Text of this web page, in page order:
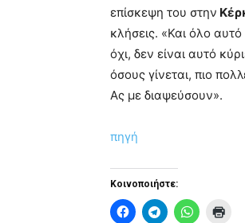
επίσκεψη του στην
κλήσεις. «Και όλο
όχι, δεν είναι αυτό
όσους γίνεται, πιο
Ας με διαψεύσουν».
πηγή
Κοινοποιήστε: